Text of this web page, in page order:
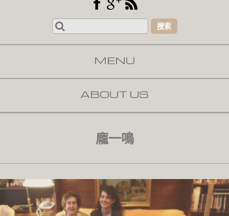
Search
for:
MENU
SKIP TO CONTENT
ABOUT US
龐一鳴